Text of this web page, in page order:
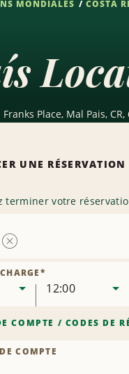
MONDIALES COSTA
Place, Mal Pais, CR,
UNE RÉSERVATION
terminer votre
l’agence*
12:00
COMPTE / CODES DE
COMPTE